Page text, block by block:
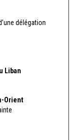
délégation
Liban
Orient